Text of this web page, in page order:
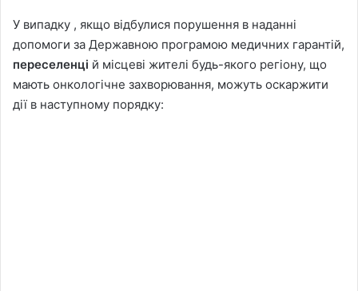
У випадку , якщо відбулися порушення в наданні
допомоги за Державною програмою медичних гарантій,
переселенці й місцеві жителі будь-якого регіону, що
мають онкологічне захворювання, можуть оскаржити
дії в наступному порядку: